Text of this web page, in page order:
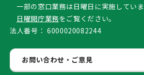
一部の窓口業務は日曜日に実施していま
日曜開庁業務をご覧ください。
法人番号： 6000020082244
お問い合わせ・ご意見